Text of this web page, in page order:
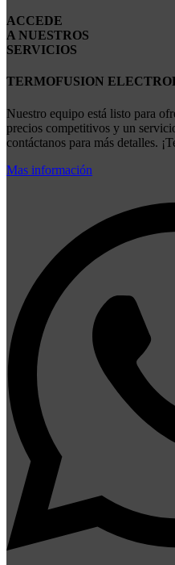
ACCEDE
A NUESTROS
SERVICIOS
TERMOFUSION
Nuestro equipo está listo para
precios competitivos y un
contáctanos para más detalles.
Mas información